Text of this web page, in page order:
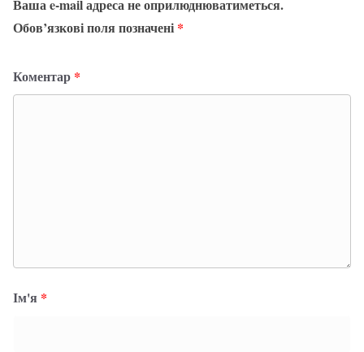
Ваша e-mail адреса не оприлюднюватиметься.
Обов’язкові поля позначені *
Коментар *
Ім'я *